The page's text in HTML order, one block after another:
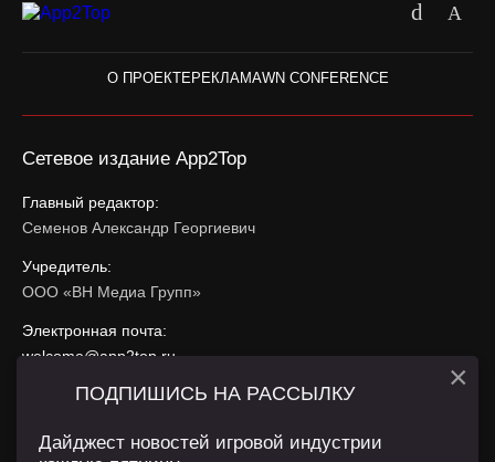
О ПРОЕКТЕРЕКЛАМАWN CONFERENCE
Сетевое издание App2Top
Главный редактор:
Семенов Александр Георгиевич
Учредитель:
ООО «ВН Медиа Групп»
Электронная почта:
welcome@app2top.ru
При использовании материалов активная ссылка на
ПОДПИШИСЬ НА РАССЫЛКУ
Дайджест новостей игровой индустрии
×